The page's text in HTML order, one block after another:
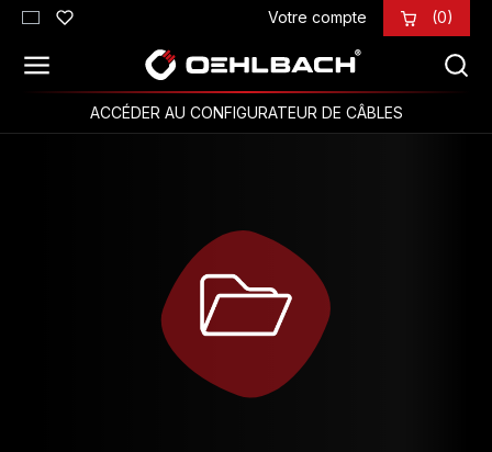
Passer au contenu principal Votre compte (0)
ACCÉDER AU CONFIGURATEUR DE CÂBLES